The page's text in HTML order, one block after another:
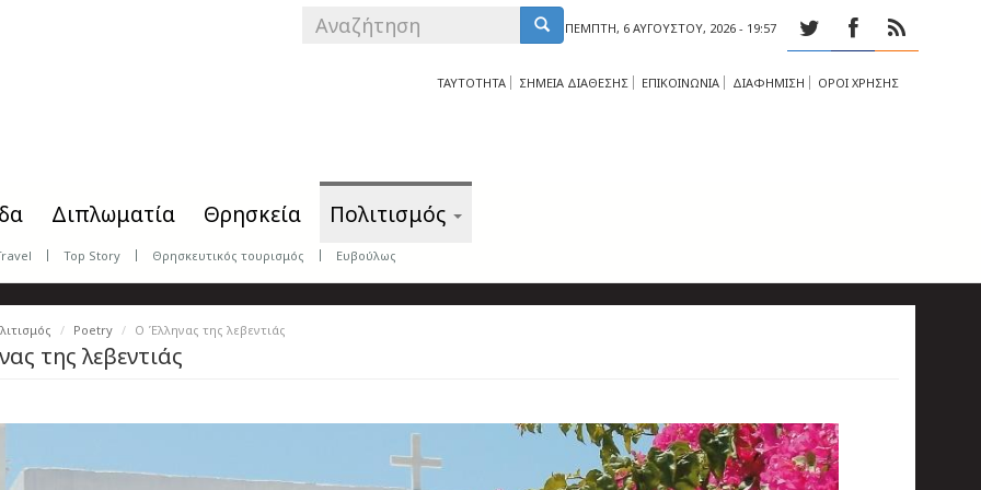
ΠΈΜΠΤΗ, 6 ΑΥΓΟΎΣΤΟΥ, 2026 - 19:57
SEARCH
ΤΑΥΤΟΤΗΤΑ ΣΗΜΕΙΑ ΔΙΑΘΕΣΗΣ ΕΠΙΚΟΙΝΩΝΙΑ ΔΙΑΦΗΜΙΣΗ ΟΡΟΙ ΧΡΗΣΗΣ
Διπλωματία Θρησκεία Πολιτισμός
Top Story Θρησκευτικός τουρισμός Ευβούλως
Poetry Ο Έλληνας της λεβεντιάς
της λεβεντιάς